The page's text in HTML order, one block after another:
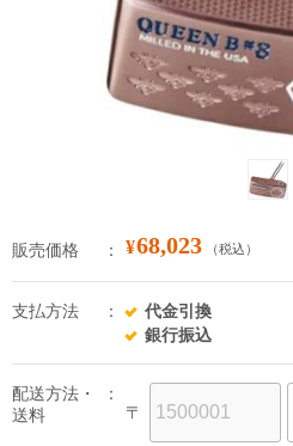
販売価格 ¥68,023 （税込）
支払方法
代金引換
銀行振込
配送方法・
送料
〒